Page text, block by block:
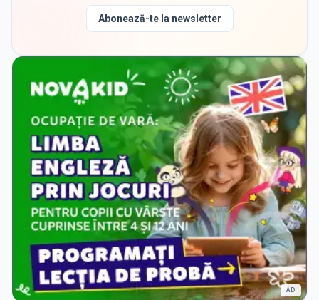
Abonează-te la newsletter
AD